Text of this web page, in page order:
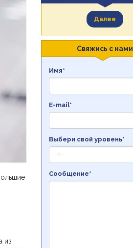
из
Далее
Свяжись с нами
Имя*
E-mail*
Выбери свой уровень*
Сообщение*